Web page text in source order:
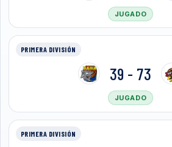
JUGADO
PRIMERA DIVISIÓN
39 - 73
JUGADO
PRIMERA DIVISIÓN